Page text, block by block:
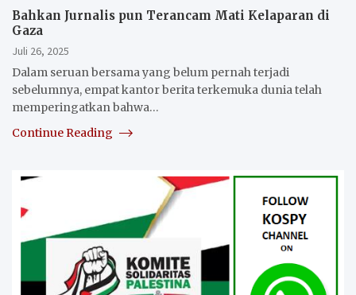
Bahkan Jurnalis pun Terancam Mati Kelaparan di
Gaza
Juli 26, 2025
Dalam seruan bersama yang belum pernah terjadi
sebelumnya, empat kantor berita terkemuka dunia telah
memperingatkan bahwa…
Continue Reading